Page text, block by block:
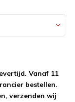
Vanaf 11
bestellen.
verzenden wij